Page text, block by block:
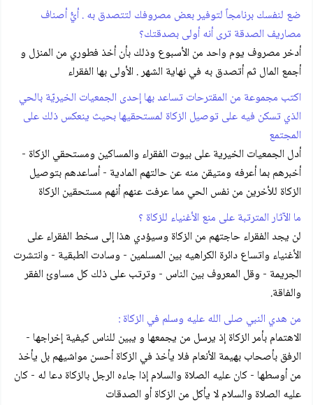
ضع لنفسك برنامجاً لتوفير بعض مصروفك لتتصدق به . أيُّ أصناف
مصاريف الصدقة ترى أنه أولى بصدقتك؟
أدخر مصروف يوم واحد من الأسبوع وذلك بأن أخذ فطوري من المنزل و
أجمع المال ثم أتصدق به في نهاية الشهر . الأولى بها الفقراء
اكتب مجموعة من المقترحات تساعد بها إحدى الجمعيات الخيريّة بالحي
الذي تسكن فيه على توصيل الزكاة لمستحقيها بحيث ينعكس ذلك على
المجتمع
أدل الجمعيات الخيرية على بيوت الفقراء والمساكين ومستحقي الزكاة -
أخبرهم بما أعرفه ومتيقن منه عن حالتهم المادية - أساعدهم بتوصيل
الزكاة للأخرين من نفس الحي مما عرفت عنهم أنهم مستحقين الزكاة
ما الآثار المترتبة على منع الأغنياء للزكاة ؟
لن يجد الفقراء حاجتهم من الزكاة وسيؤدي هذا إلى سخط الفقراء على
الأغنياء واتساع دائرة الكراهيه بين المسلمين - وسادت الطبقية - وانتشرت
الجريمة - وقل المعروف بين الناس - وترتب على ذلك كل مساوئ الفقر
والفاقة.
من هدي النبي صلى الله عليه وسلم في الزكاة :
الاهتمام بأمر الزكاة إذ يرسل من يجمعها و يبين للناس كيفية إخراجها -
الرفق بأصحاب بهيمة الأنعام فلا يأخذ في الزكاة أحسن مواشيهم بل يأخذ
من أوسطها - كان عليه الصلاة والسلام إذا جاءه الرجل بالزكاة دعا له - كان
عليه الصلاة والسلام لا يأكل من الزكاة أو الصدقات